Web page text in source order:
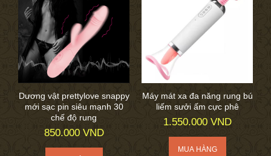
Dương vật prettylove snappy
mới sạc pin siêu mạnh 30
chế độ rung
850.000 VND
Máy mát xa đa năng rung bú
liếm sưởi ấm cực phê
1.550.000 VND